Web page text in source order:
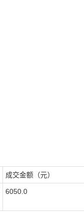
成交金额（元）
6050.0